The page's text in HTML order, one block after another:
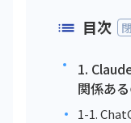
目次
1.
関係あ
1-1.